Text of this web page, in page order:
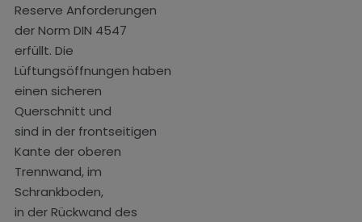
Reserve Anforderungen
der Norm DIN 4547
erfüllt. Die
Lüftungsöffnungen haben
einen sicheren
Querschnitt und
sind in der frontseitigen
Kante der oberen
Trennwand, im
Schrankboden,
in der Rückwand des